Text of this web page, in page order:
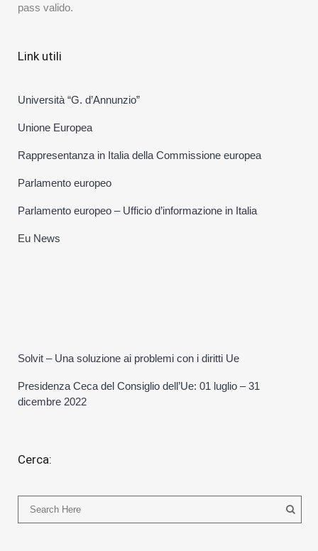
pass valido.
Link utili
Università “G. d’Annunzio”
Unione Europea
Rappresentanza in Italia della Commissione europea
Parlamento europeo
Parlamento europeo – Ufficio d’informazione in Italia
Eu News
Solvit – Una soluzione ai problemi con i diritti Ue
Presidenza Ceca del Consiglio dell’Ue: 01 luglio – 31
dicembre 2022
Cerca: